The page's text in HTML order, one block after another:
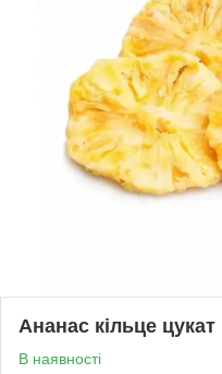
Ананас кільце цукат
В наявності